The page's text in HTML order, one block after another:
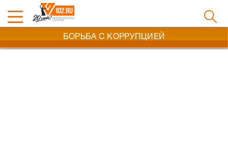
БОРЬБА С КОРРУПЦИЕЙ